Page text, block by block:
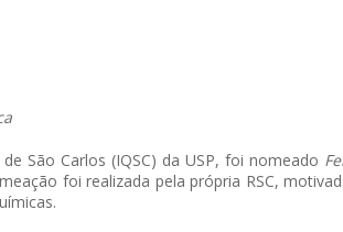
São Carlos (IQSC) da USP, foi nomeado
foi realizada pela própria RSC,